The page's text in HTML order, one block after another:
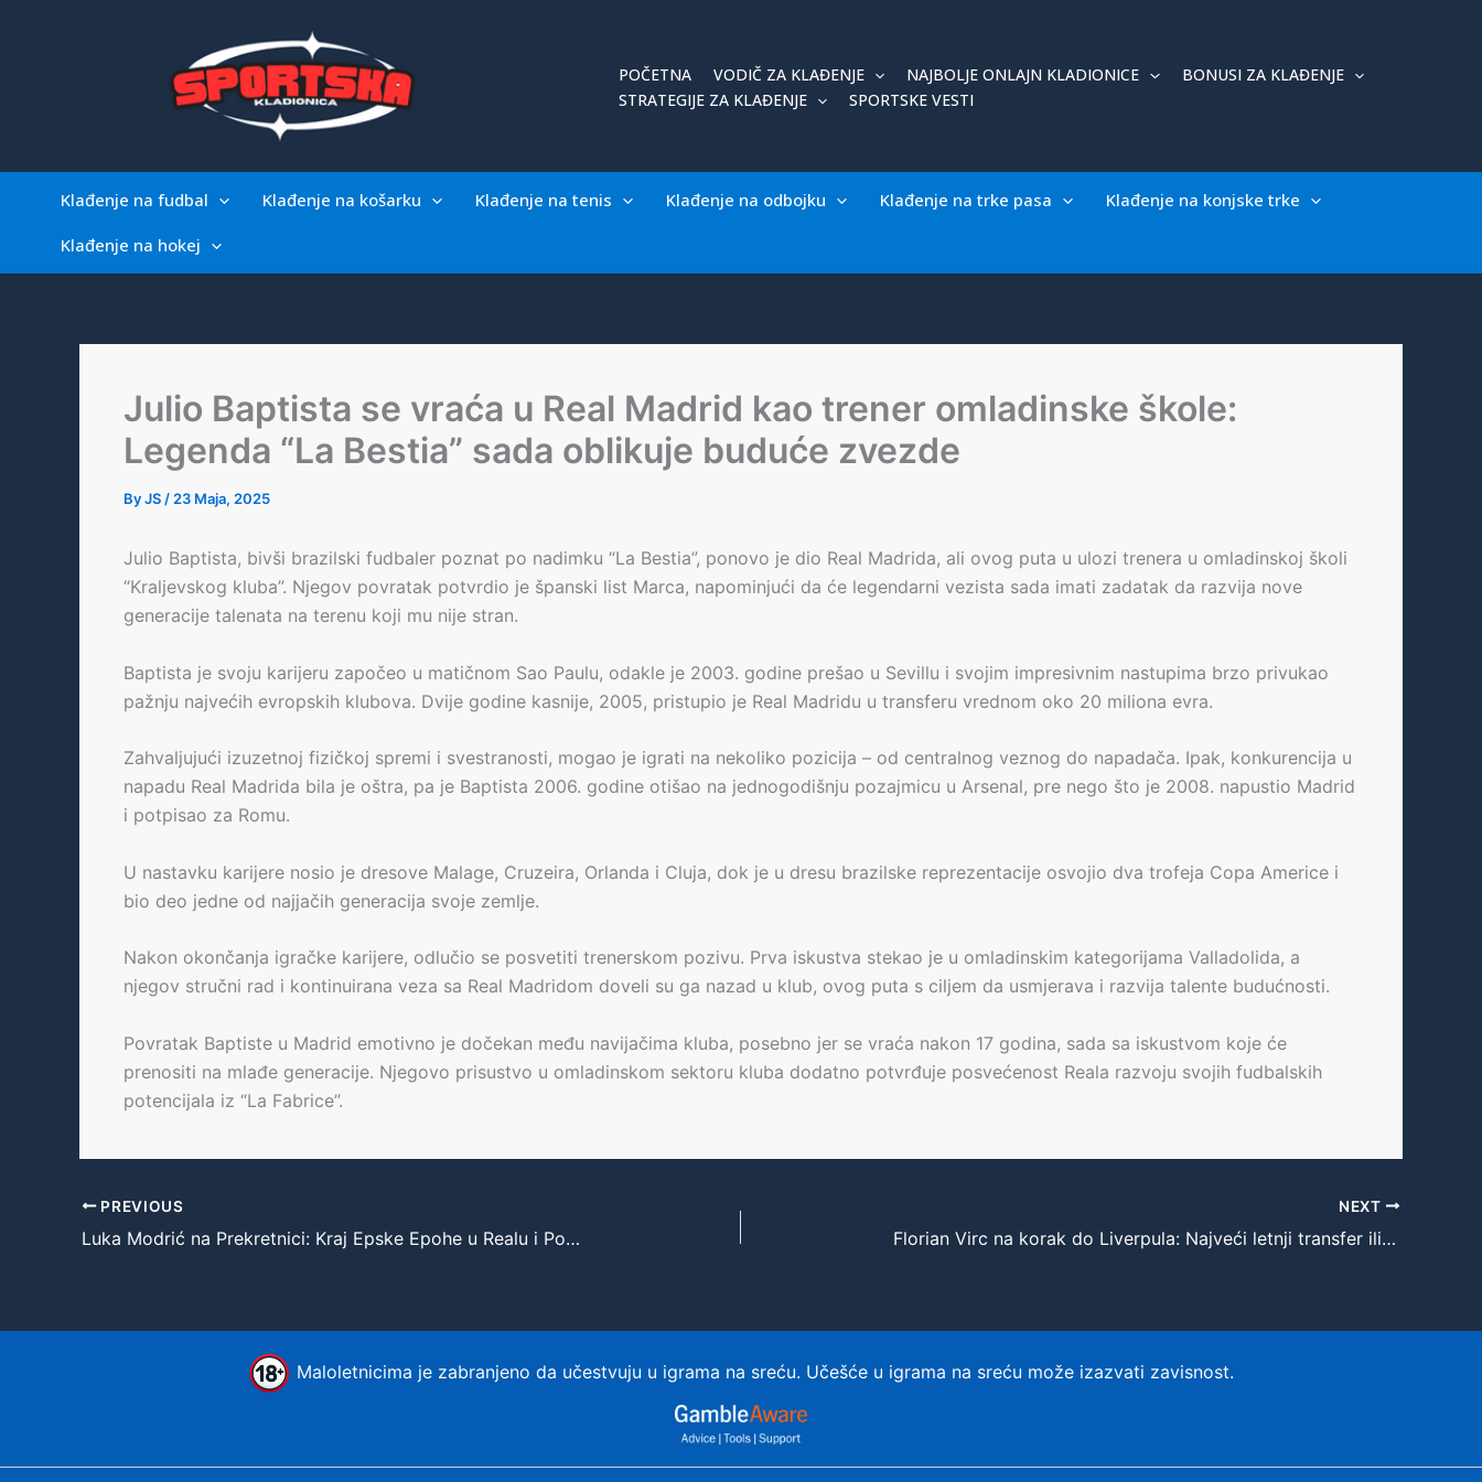
POČETNA VODIČ ZA KLAĐENJE NAJBOLJE ONLAJN KLADIONICE
BONUSI ZA KLAĐENJE
STRATEGIJE ZA KLAĐENJE
SPORTSKE VESTI
Klađenje na fudbal Klađenje na košarku Klađenje na tenis Klađenje na odbojku Klađenje na trke pasa Klađenje na konjske trke
Klađenje na hokej
Julio Baptista se vraća u Real Madrid kao trener omladinske škole:
Legenda “La Bestia” sada oblikuje buduće zvezde
ByJS / 23 Maja, 2025
Julio Baptista, bivši brazilski fudbaler poznat po nadimku “La Bestia”, ponovo je dio Real Madrida, ali ovog puta u ulozi trenera u omladinskoj školi
“Kraljevskog kluba”. Njegov povratak potvrdio je španski list Marca, napominjući da će legendarni vezista sada imati zadatak da razvija nove
generacije talenata na terenu koji mu nije stran.
Baptista je svoju karijeru započeo u matičnom Sao Paulu, odakle je 2003. godine prešao u Sevillu i svojim impresivnim nastupima brzo privukao
pažnju najvećih evropskih klubova. Dvije godine kasnije, 2005, pristupio je Real Madridu u transferu vrednom oko 20 miliona evra.
Zahvaljujući izuzetnoj fizičkoj spremi i svestranosti, mogao je igrati na nekoliko pozicija – od centralnog veznog do napadača. Ipak, konkurencija u
napadu Real Madrida bila je oštra, pa je Baptista 2006. godine otišao na jednogodišnju pozajmicu u Arsenal, pre nego što je 2008. napustio Madrid
i potpisao za Romu.
U nastavku karijere nosio je dresove Malage, Cruzeira, Orlanda i Cluja, dok je u dresu brazilske reprezentacije osvojio dva trofeja Copa Americe i
bio deo jedne od najjačih generacija svoje zemlje.
Nakon okončanja igračke karijere, odlučio se posvetiti trenerskom pozivu. Prva iskustva stekao je u omladinskim kategorijama Valladolida, a
njegov stručni rad i kontinuirana veza sa Real Madridom doveli su ga nazad u klub, ovog puta s ciljem da usmjerava i razvija talente budućnosti.
Povratak Baptiste u Madrid emotivno je dočekan među navijačima kluba, posebno jer se vraća nakon 17 godina, sada sa iskustvom koje će
prenositi na mlađe generacije. Njegovo prisustvo u omladinskom sektoru kluba dodatno potvrđuje posvećenost Reala razvoju svojih fudbalskih
potencijala iz “La Fabrice”.
PREVIOUS
Luka Modrić na Prekretnici: Kraj Epske Epohe u Realu i Poziv iz MLS-a za Poslednji Ples
NEXT
Florian Virc na korak do Liverpula: Najveći letnji transfer ili taktičko nadmudrivanje?
Maloletnicima je zabranjeno da učestvuju u igrama na sreću. Učešće u igrama na sreću može izazvati zavisnost.